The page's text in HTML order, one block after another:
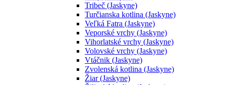
Tribeč (Jaskyne)
Turčianska kotlina (Jaskyne)
Veľká Fatra (Jaskyne)
Veporské vrchy (Jaskyne)
Vihorlatské vrchy (Jaskyne)
Volovské vrchy (Jaskyne)
Vtáčnik (Jaskyne)
Zvolenská kotlina (Jaskyne)
Žiar (Jaskyne)